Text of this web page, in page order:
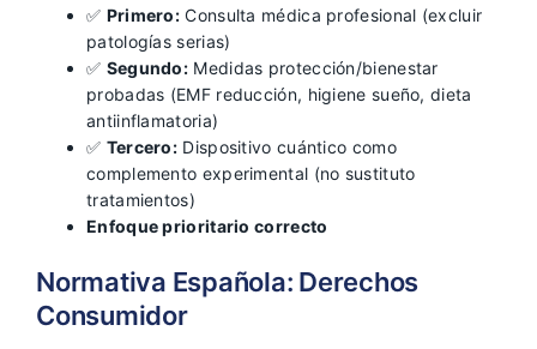
✅ Primero: Consulta médica profesional (excluir
patologías serias)
✅ Segundo: Medidas protección/bienestar
probadas (EMF reducción, higiene sueño, dieta
antiinflamatoria)
✅ Tercero: Dispositivo cuántico como
complemento experimental (no sustituto
tratamientos)
Enfoque prioritario correcto
Normativa Española: Derechos
Consumidor